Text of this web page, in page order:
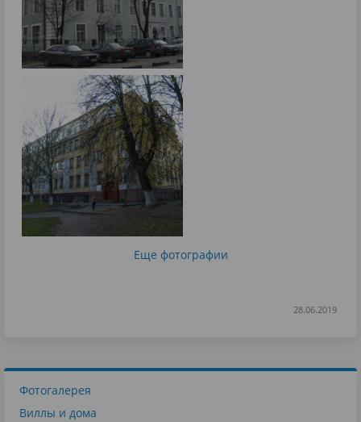
Еще фотографии
28.06.2019
Фотогалерея
Виллы и дома